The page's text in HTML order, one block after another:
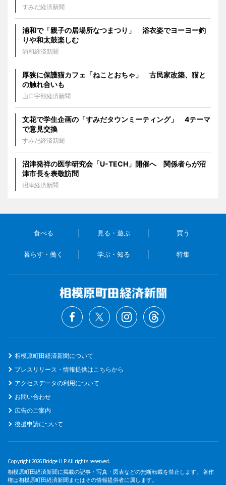
すみだ経済新聞
浦和で「親子の居場所なつまつり」 浴衣姿でヨーヨー釣
りや和太鼓楽しむ
浦和経済新聞
厚狭に保護猫カフェ「ねことおちゃ」 古民家改築、猫と
の触れ合いも
山口宇部経済新聞
文花で学生企画の「すみだタウンミーティング」 4テーマ
で意見交換
すみだ経済新聞
沼津発祥の医学研究会「U-TECH」開催へ 関係者らが沼
津市長を表敬訪問
沼津経済新聞
食べる 見る・遊ぶ 買う
暮らす・働く 学ぶ・知る 特集
相模原町田経済新聞について
プレスリリース・情報提供はこちらから
アクセスデータの利用について
お問い合わせ
広告のご案内
後援申請について
Copyright 2026 Bridge LLP All rights reserved.
相模原町田経済新聞に掲載の記事・写真・図表などの無断転載を禁止します。 著作
権は相模原町田経済新聞またはその情報提供者に属します。